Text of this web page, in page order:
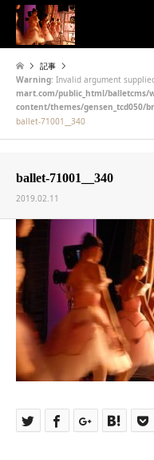
記事
Warning: Invalid argument
mart.com/public_html/balletcms/
content/themes/gensen_tcd050/
ballet-71001__340
ballet-71001__340
2019.02.11